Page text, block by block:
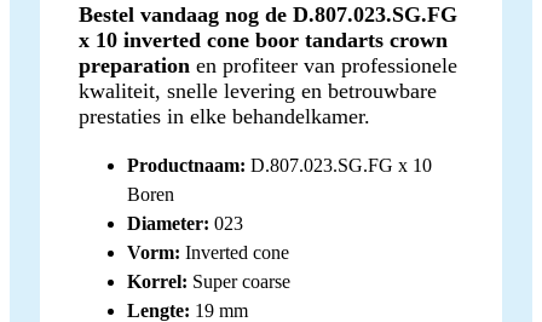
Bestel vandaag nog de D.807.023.SG.FG
x 10 inverted cone boor tandarts crown
preparation en profiteer van professionele
kwaliteit, snelle levering en betrouwbare
prestaties in elke behandelkamer.
Productnaam: D.807.023.SG.FG x 10
Boren
Diameter: 023
Vorm: Inverted cone
Korrel: Super coarse
Lengte: 19 mm